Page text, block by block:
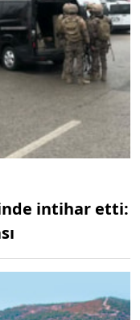
intihar etti: